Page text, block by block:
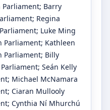
Parliament; Barry
; Regina
; Luke Ming
Parliament; Kathleen
Parliament; Billy
; Seán Kelly
; Michael McNamara
; Ciaran Mullooly
; Cynthia Ní Mhurchú